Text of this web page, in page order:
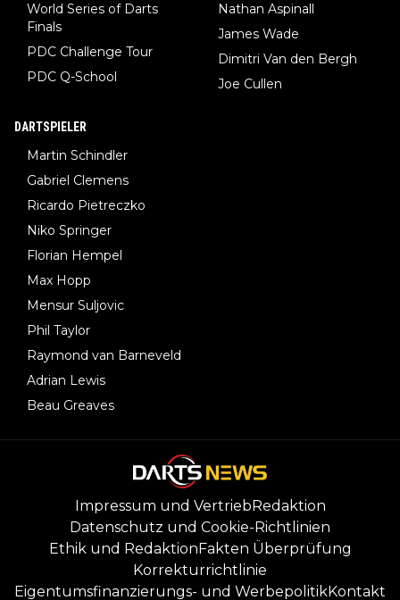
World Series of Darts
Finals
PDC Challenge Tour
PDC Q-School
Nathan Aspinall
James Wade
Dimitri Van den Bergh
Joe Cullen
DARTSPIELER
Martin Schindler
Gabriel Clemens
Ricardo Pietreczko
Niko Springer
Florian Hempel
Max Hopp
Mensur Suljovic
Phil Taylor
Raymond van Barneveld
Adrian Lewis
Beau Greaves
Impressum und VertriebRedaktion
Datenschutz und Cookie-Richtlinien
Ethik und RedaktionFakten Überprüfung
Korrekturrichtlinie
Eigentumsfinanzierungs- und WerbepolitikKontakt